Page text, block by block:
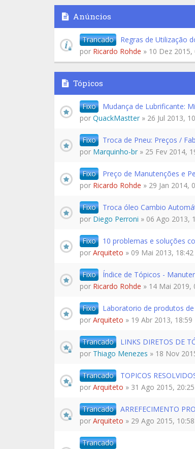
Anúncios
Trancado
Regras de Utilização
por Ricardo Rohde » 10 Dez 2015,
Tópicos
Fixo Mudança de Lubrificante:
por QuackMastter » 26 Jul 2013,
Fixo Troca de Pneu: Preços /
por Marquinho-br » 25 Fev 2014,
Fixo Preço de Manutenções e
por Ricardo Rohde » 29 Jan 2014,
Fixo Troca óleo Cambio
por Diego Perroni » 06 Ago 2013,
Fixo
10 problemas e soluções
por Arquiteto » 09 Mai 2013, 18:42
Fixo
Índice de Tópicos -
por Ricardo Rohde » 14 Mai 2019,
Fixo Laboratorio de produtos
por Arquiteto » 19 Abr 2013, 18:59
Trancado
LINKS DIRETOS DE
por Thiago Menezes » 18 Nov
Trancado
TOPICOS
por Arquiteto » 31 Ago 2015, 20:25
Trancado
ARREFECIMENTO
por Arquiteto » 29 Ago 2015, 10:58
Trancado